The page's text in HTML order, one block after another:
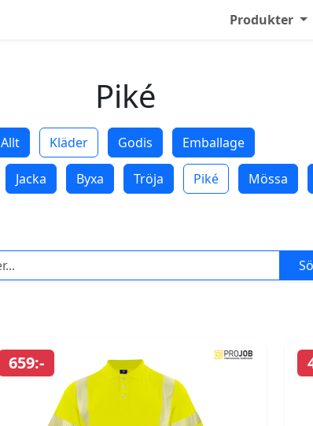
Produkter
Piké
Allt Kläder Godis Emballage
Jacka Byxa Tröja Piké Mössa
659:-